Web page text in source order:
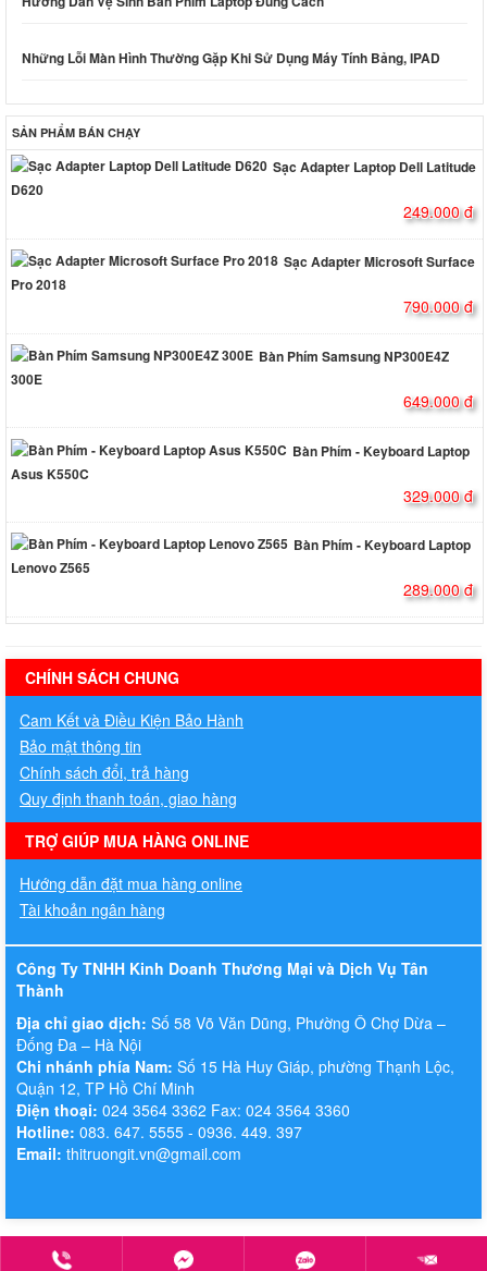
Những Lỗi Màn Hình Thường Gặp Khi Sử Dụng Máy Tính Bảng, IPAD
SẢN PHẨM BÁN CHẠY
Sạc Adapter Laptop Dell Latitude
D620
249.000 đ
Sạc Adapter Microsoft Surface
Pro 2018
790.000 đ
Bàn Phím Samsung NP300E4Z
300E
649.000 đ
Bàn Phím - Keyboard Laptop
Asus K550C
329.000 đ
Bàn Phím - Keyboard Laptop
Lenovo Z565
289.000 đ
hermes handbags outlet online
CHÍNH SÁCH CHUNG
Cam Kết và Điều Kiện Bảo Hành
Bảo mật thông tin
Chính sách đổi, trả hàng
Quy định thanh toán, giao hàng
TRỢ GIÚP MUA HÀNG ONLINE
Hướng dẫn đặt mua hàng online
Tài khoản ngân hàng
Công Ty TNHH Kinh Doanh Thương Mại và Dịch Vụ Tân
Thành
Địa chỉ giao dịch: Số 58 Võ Văn Dũng, Phường Ô Chợ Dừa –
Đống Đa – Hà Nội
Chi nhánh phía Nam: Số 15 Hà Huy Giáp, phường Thạnh Lộc,
Quận 12, TP Hồ Chí Minh
Điện thoại: 024 3564 3362 Fax: 024 3564 3360
Hotline: 083. 647. 5555 - 0936. 449. 397
Email: thitruongit.vn@gmail.com